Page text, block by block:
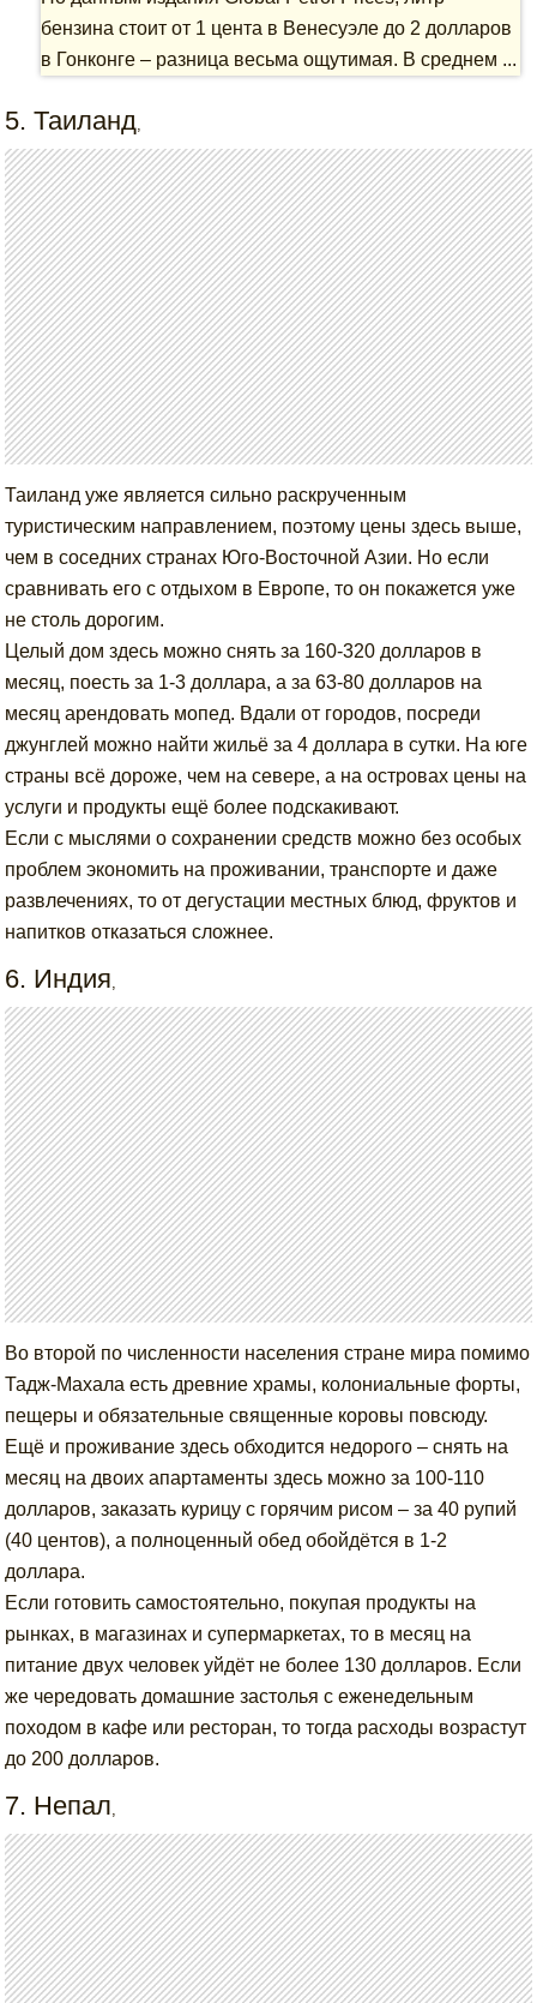
бензина стоит от 1 цента в Венесуэле до 2 долларов
в Гонконге – разница весьма ощутимая. В среднем ...
5. Таиланд
Таиланд уже является сильно раскрученным
туристическим направлением, поэтому цены здесь выше,
чем в соседних странах Юго-Восточной Азии. Но если
сравнивать его с отдыхом в Европе, то он покажется уже
не столь дорогим.
Целый дом здесь можно снять за 160-320 долларов в
месяц, поесть за 1-3 доллара, а за 63-80 долларов на
месяц арендовать мопед. Вдали от городов, посреди
джунглей можно найти жильё за 4 доллара в сутки. На юге
страны всё дороже, чем на севере, а на островах цены на
услуги и продукты ещё более подскакивают.
Если с мыслями о сохранении средств можно без особых
проблем экономить на проживании, транспорте и даже
развлечениях, то от дегустации местных блюд, фруктов и
напитков отказаться сложнее.
6. Индия,
Во второй по численности населения стране мира помимо
Тадж-Махала есть древние храмы, колониальные форты,
пещеры и обязательные священные коровы повсюду.
Ещё и проживание здесь обходится недорого – снять на
месяц на двоих апартаменты здесь можно за 100-110
долларов, заказать курицу с горячим рисом – за 40 рупий
(40 центов), а полноценный обед обойдётся в 1-2
доллара.
Если готовить самостоятельно, покупая продукты на
рынках, в магазинах и супермаркетах, то в месяц на
питание двух человек уйдёт не более 130 долларов. Если
же чередовать домашние застолья с еженедельным
походом в кафе или ресторан, то тогда расходы возрастут
до 200 долларов.
7. Непал,